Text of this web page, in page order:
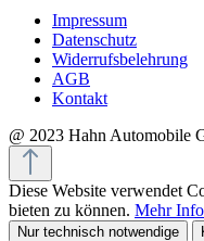
Impressum
Datenschutz
Widerrufsbelehrung
AGB
Kontakt
@ 2023 Hahn Automobile
Diese Website verwendet
bieten zu können. Mehr
Nur technisch notwendige